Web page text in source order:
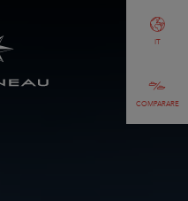
COMPARARE
IT